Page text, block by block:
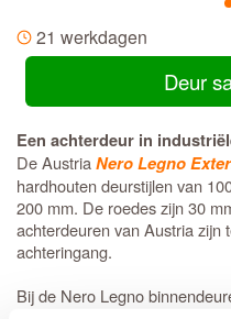
21 werkdagen
Deur
Een achterdeur in
De AustriaNero Legno
hardhouten deurstijlen van
200 mm. De roedes zijn 30
achterdeuren van Austria zijn
achteringang.
Bij de Nero Legno